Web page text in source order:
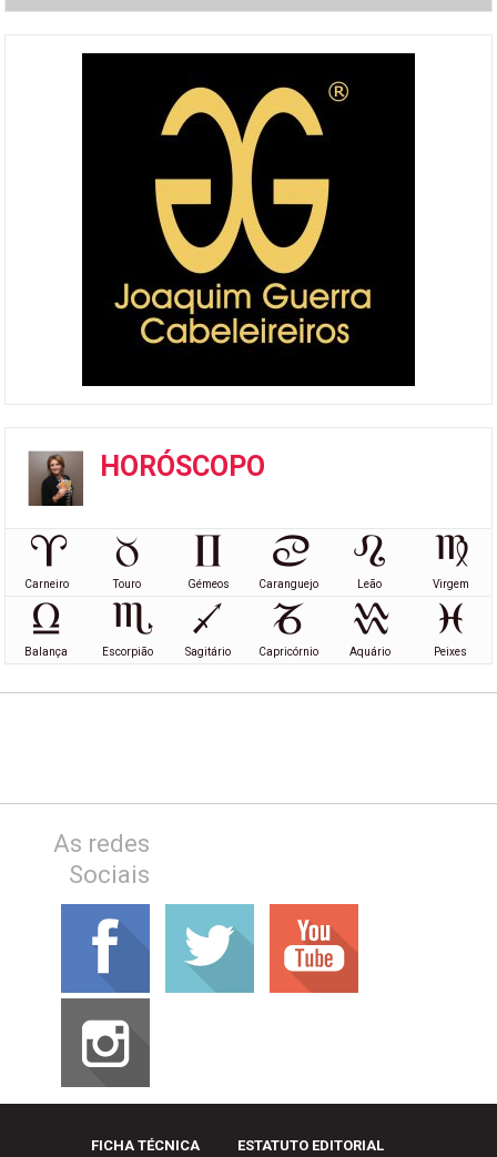
HORÓSCOPO
Carneiro Touro Gémeos Caranguejo Leão Virgem
Balança Escorpião Sagitário Capricórnio Aquário Peixes
As redes
Sociais
FICHA TÉCNICA ESTATUTO EDITORIAL